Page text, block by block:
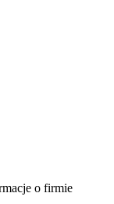
o firmie